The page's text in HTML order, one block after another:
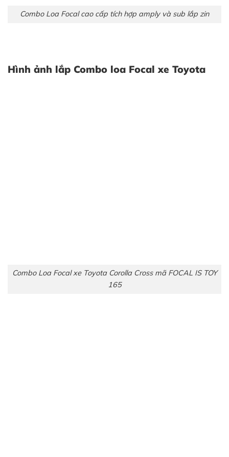
Combo Loa Focal cao cấp tích hợp amply và sub lắp zin
Hình ảnh lắp Combo loa Focal xe Toyota
Combo Loa Focal xe Toyota Corolla Cross mã FOCAL IS TOY
165